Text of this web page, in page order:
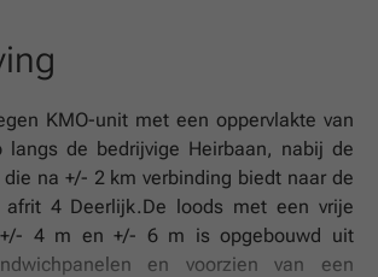
KMO-unit met een oppervlakte van
langs de bedrijvige Heirbaan, nabij de
na +/- 2 km verbinding biedt naar de
4 Deerlijk.De loods met een vrije
4 m en +/- 6 m is opgebouwd uit
en voorzien van een